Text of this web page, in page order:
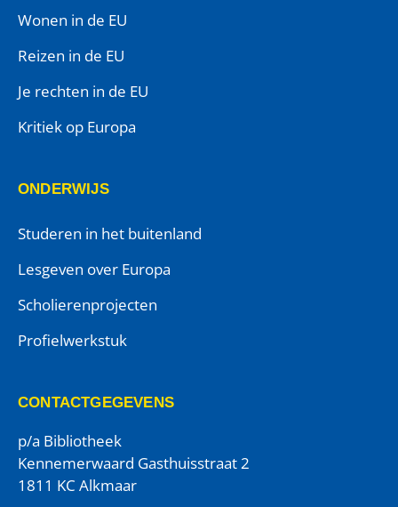
Wonen in de EU
Reizen in de EU
Je rechten in de EU
Kritiek op Europa
ONDERWIJS
Studeren in het buitenland
Lesgeven over Europa
Scholierenprojecten
Profielwerkstuk
CONTACTGEGEVENS
p/a Bibliotheek
Kennemerwaard Gasthuisstraat 2
1811 KC Alkmaar